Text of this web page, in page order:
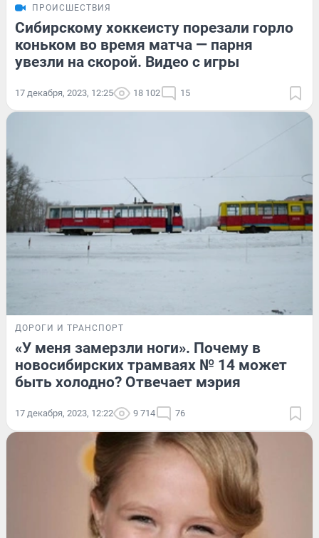
ПРОИСШЕСТВИЯ
Сибирскому хоккеисту порезали горло
коньком во время матча — парня
увезли на скорой. Видео с игры
17 декабря, 2023, 12:25 18 102 15
ДОРОГИ И ТРАНСПОРТ
«У меня замерзли ноги». Почему в
новосибирских трамваях № 14 может
быть холодно? Отвечает мэрия
17 декабря, 2023, 12:22 9 714 76